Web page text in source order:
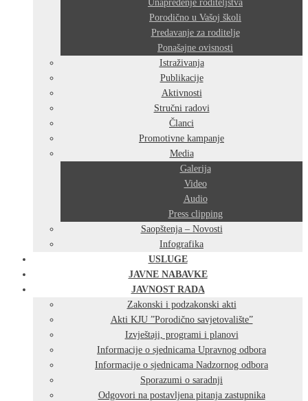
Unapređenje roditeljstva
Porodično u Vašoj školi
Predavanje za roditelje
Ponašajne ovisnosti
Istraživanja
Publikacije
Aktivnosti
Stručni radovi
Članci
Promotivne kampanje
Media
Galerija
Video
Audio
Press clipping
Saopštenja – Novosti
Infografika
USLUGE
JAVNE NABAVKE
JAVNOST RADA
Zakonski i podzakonski akti
Akti KJU ”Porodično savjetovalište”
Izvještaji, programi i planovi
Informacije o sjednicama Upravnog odbora
Informacije o sjednicama Nadzornog odbora
Sporazumi o saradnji
Odgovori na postavljena pitanja zastupnika